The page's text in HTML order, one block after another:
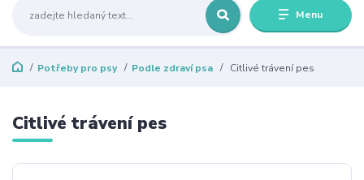
Menu
Potřeby pro psy Podle zdraví psa Citlivé trávení pes
Citlivé trávení pes